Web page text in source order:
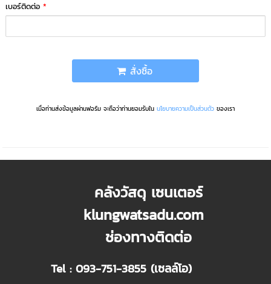
เบอร์ติดต่อ*
สั่งซื้อ
เมื่อท่านส่งข้อมูลผ่านฟอร์ม จะถือว่าท่านยอมรับใน นโยบายความเป็นส่วนตัว ของเรา
คลังวัสดุ เซนเตอร์
klungwatsadu.com
ช่องทางติดต่อ
Tel : 093-751-3855 (เซลล์โอ)